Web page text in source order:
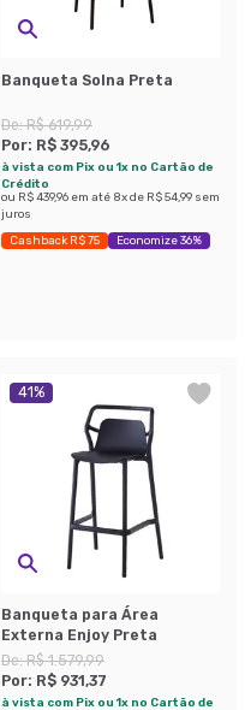
Banqueta Solna Preta
De:R$ 619,99
Por: R$ 395,96
à vista com Pix ou 1x no Cartão de
Crédito
ou R$ 439,96 em até 8x de R$ 54,99 sem
juros
Cashback R$ 75 Economize 36%
41%
Banqueta para Área
Externa Enjoy Preta
De:R$ 1.579,99
Por: R$ 931,37
à vista com Pix ou 1x no Cartão de